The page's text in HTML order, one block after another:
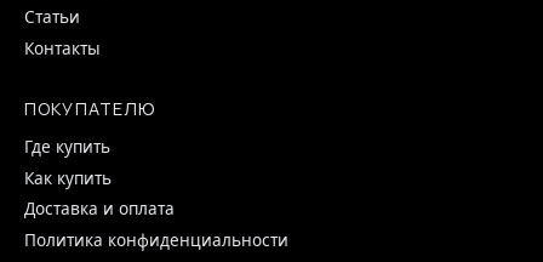
Статьи
Контакты
ПОКУПАТЕЛЮ
Где купить
Как купить
Доставка и оплата
Политика конфиденциальности